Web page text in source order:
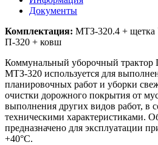
Документы
Комплектация: МТЗ-320.4 +
П-320 + ковш
Коммунальный уборочный
МТЗ-320 используется для
планировочных работ и уборки
очистки дорожного покрытия от
выполнения других видов работ, в
техническими характеристиками.
предназначено для эксплуатации
+40°С.